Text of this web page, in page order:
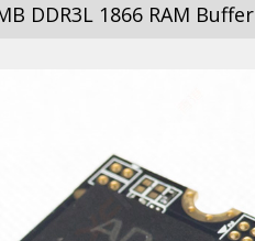
DDR3L 1866 RAM Buffer